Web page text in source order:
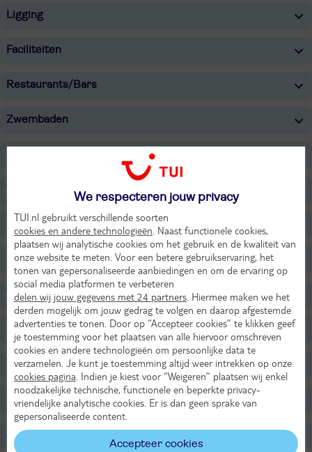
Ligging
Faciliteiten
Restaurants/Bars
Zwembaden
Wellness
Sport & Activiteiten
Entertainment
Voor de kinderen
Overige informatie
Verzorging
Belangrijke informatie
All Inclusive
We respecteren jouw privacy
TUI.nl gebruikt verschillende soorten
cookies en andere technologieën . Naast functionele cookies,
plaatsen wij analytische cookies om het gebruik en de kwaliteit van
onze website te meten. Voor een betere gebruikservaring, het
tonen van gepersonaliseerde aanbiedingen en om de ervaring op
social media platformen te verbeteren
delen wij jouw gegevens met 24 partners . Hiermee maken we het
derden mogelijk om jouw gedrag te volgen en daarop afgestemde
advertenties te tonen. Door op “Accepteer cookies” te klikken geef
je toestemming voor het plaatsen van alle hiervoor omschreven
cookies en andere technologieën om persoonlijke data te
verzamelen. Je kunt je toestemming altijd weer intrekken op onze
cookies pagina . Indien je kiest voor “Weigeren” plaatsen wij enkel
noodzakelijke technische, functionele en beperkte privacy-
vriendelijke analytische cookies. Er is dan geen sprake van
gepersonaliseerde content.
Accepteer cookies